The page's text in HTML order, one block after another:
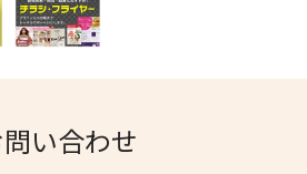
い合わせ